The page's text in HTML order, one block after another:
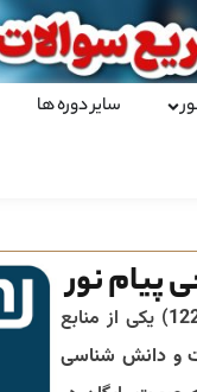
سایر دوره ها
پیام نور
) یکی از منابع
و دانش شناسی